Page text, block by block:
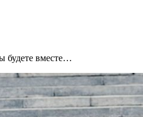
будете вместе…